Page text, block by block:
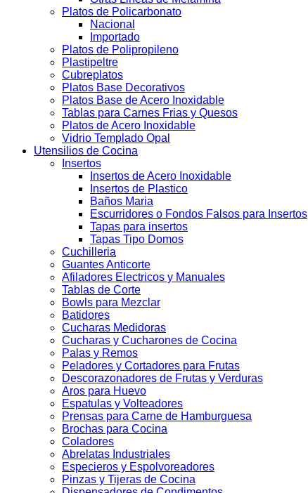
Platos de Policarbonato
Nacional
Importado
Platos de Polipropileno
Plastipeltre
Cubreplatos
Platos Base Decorativos
Platos Base de Acero Inoxidable
Tablas para Carnes Frias y Quesos
Platos de Acero Inoxidable
Vidrio Templado Opal
Utensilios de Cocina
Insertos
Insertos de Acero Inoxidable
Insertos de Plastico
Baños Maria
Escurridores o Fondos Falsos para Insertos
Tapas para insertos
Tapas Tipo Domos
Cuchilleria
Guantes Anticorte
Afiladores Electricos y Manuales
Tablas de Corte
Bowls para Mezclar
Batidores
Cucharas Medidoras
Cucharas y Cucharones de Cocina
Palas y Remos
Peladores y Cortadores para Frutas
Descorazonadores de Frutas y Verduras
Aros para Huevo
Espatulas y Volteadores
Prensas para Carne de Hamburguesa
Brochas para Cocina
Coladores
Abrelatas Industriales
Especieros y Espolvoreadores
Pinzas y Tijeras de Cocina